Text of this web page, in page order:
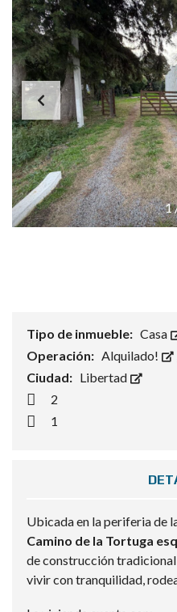
1
Tipo de inmueble: Casa
Operación: Alquilado!
Ciudad: Libertad
2
1
Ubicada en la periferia de
Camino de la Tortuga
de construcción tradicional
vivir con tranquilidad,